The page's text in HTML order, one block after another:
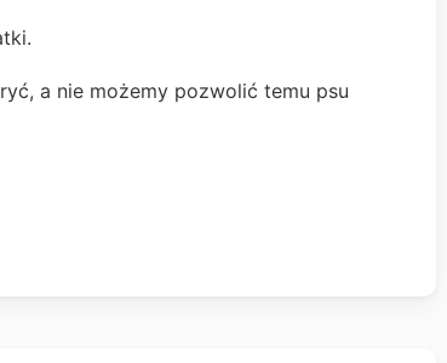
a nie możemy pozwolić temu psu